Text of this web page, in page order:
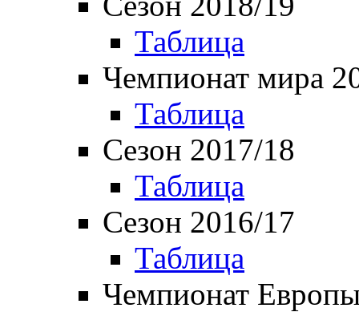
Таблица
Чемпионат мира
Таблица
Сезон 2017/18
Таблица
Сезон 2016/17
Таблица
Чемпионат